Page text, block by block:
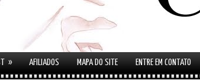
» AFILIADOS MAPA DO SITE ENTRE EM CONTATO